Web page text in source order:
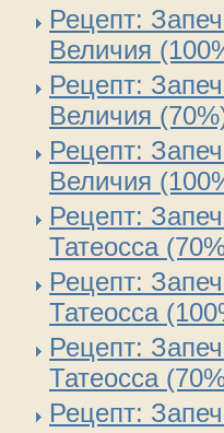
Рецепт:
Величия
Рецепт:
Величия
Рецепт:
Величия
Рецепт:
Татеосса
Рецепт:
Татеосса
Рецепт:
Татеосса
Рецепт: